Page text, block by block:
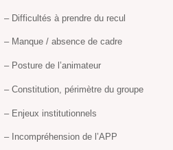
– Difficultés à prendre du recul
– Manque / absence de cadre
– Posture de l’animateur
– Constitution, périmètre du groupe
– Enjeux institutionnels
– Incompréhension de l’APP